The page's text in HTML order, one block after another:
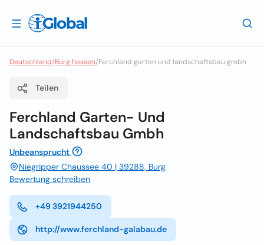
Deutschland/Burg hessen/Ferchland garten und landschaftsbau gmbh
Teilen
Ferchland Garten- Und
Landschaftsbau Gmbh
Unbeansprucht
Niegripper Chaussee 40 | 39288, Burg
Bewertung schreiben
+49 3921944250
http://www.ferchland-galabau.de